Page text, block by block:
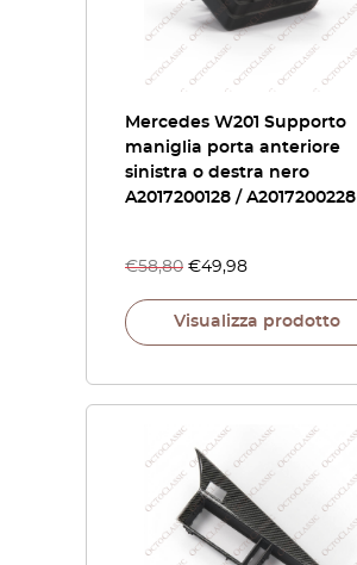
Mercedes W201 Supporto
maniglia porta anteriore
sinistra o destra nero
A2017200128 / A2017200228
€58,80 €49,98
Visualizza prodotto